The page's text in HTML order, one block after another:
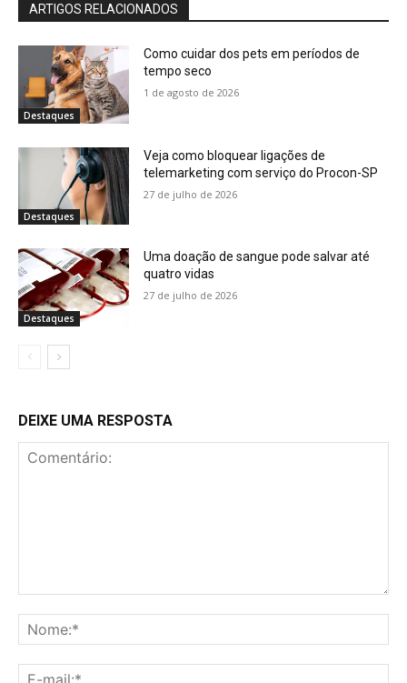
ARTIGOS RELACIONADOS
Destaques
Como cuidar dos pets em períodos de
tempo seco
1 de agosto de 2026
Destaques
Veja como bloquear ligações de
telemarketing com serviço do Procon-SP
27 de julho de 2026
Destaques
Uma doação de sangue pode salvar até
quatro vidas
27 de julho de 2026
DEIXE UMA RESPOSTA